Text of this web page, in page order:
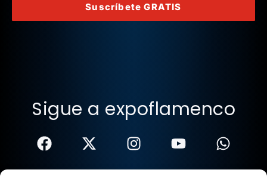
Suscríbete GRATIS
Sigue a expoflamenco